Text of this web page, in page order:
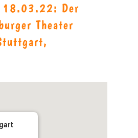
18.03.22: Der
Theater